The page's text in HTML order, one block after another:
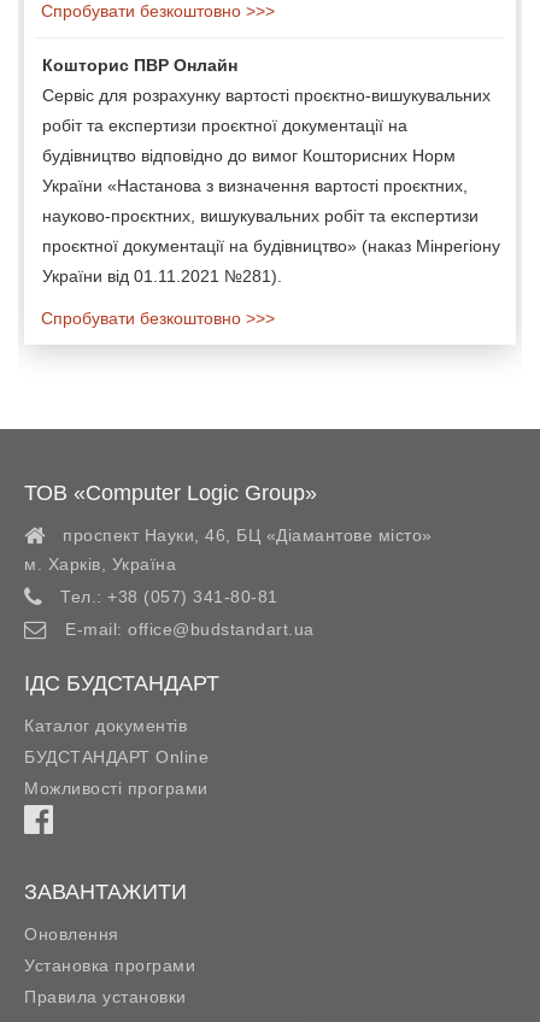
Спробувати безкоштовно >>>
Кошторис ПВР Онлайн
Сервіс для розрахунку вартості проєктно-вишукувальних
робіт та експертизи проєктної документації на
будівництво відповідно до вимог Кошторисних Норм
України «Настанова з визначення вартості проєктних,
науково-проєктних, вишукувальних робіт та експертизи
проєктної документації на будівництво» (наказ Мінрегіону
України від 01.11.2021 №281).
Спробувати безкоштовно >>>
ТОВ «Computer Logic Group»
проспект Науки, 46, БЦ «Діамантове місто»
м. Харків
Україна
Тел.: +38 (057) 341-80-81
E-mail: office@budstandart.ua
ІДС БУДСТАНДАРТ
Каталог документів
БУДСТАНДАРТ Online
Можливості програми
ЗАВАНТАЖИТИ
Оновлення
Установка програми
Правила установки